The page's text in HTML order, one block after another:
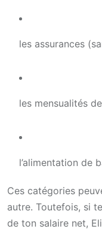
les assurances
les mensualités
l’alimentation de
Ces catégories
autre. Toutefois, si
de ton salaire net,